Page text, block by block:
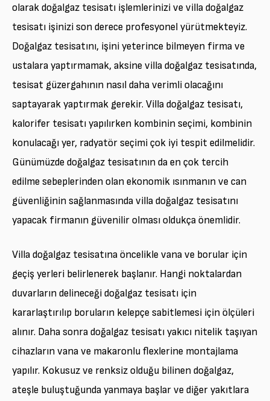
olarak doğalgaz tesisatı işlemlerinizi ve villa doğalgaz
tesisatı işinizi son derece profesyonel yürütmekteyiz.
Doğalgaz tesisatını, işini yeterince bilmeyen firma ve
ustalara yaptırmamak, aksine villa doğalgaz tesisatında,
tesisat güzergahının nasıl daha verimli olacağını
saptayarak yaptırmak gerekir. Villa doğalgaz tesisatı,
kalorifer tesisatı yapılırken kombinin seçimi, kombinin
konulacağı yer, radyatör seçimi çok iyi tespit edilmelidir.
Günümüzde doğalgaz tesisatının da en çok tercih
edilme sebeplerinden olan ekonomik ısınmanın ve can
güvenliğinin sağlanmasında villa doğalgaz tesisatını
yapacak firmanın güvenilir olması oldukça önemlidir.
Villa doğalgaz tesisatına öncelikle vana ve borular için
geçiş yerleri belirlenerek başlanır. Hangi noktalardan
duvarların delineceği doğalgaz tesisatı için
kararlaştırılıp boruların kelepçe sabitlemesi için ölçüleri
alınır. Daha sonra doğalgaz tesisatı yakıcı nitelik taşıyan
cihazların vana ve makaronlu flexlerine montajlama
yapılır. Kokusuz ve renksiz olduğu bilinen doğalgaz,
ateşle buluştuğunda yanmaya başlar ve diğer yakıtlara